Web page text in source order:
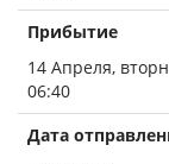
Прибытие
14 Апреля,
06:40
Дата